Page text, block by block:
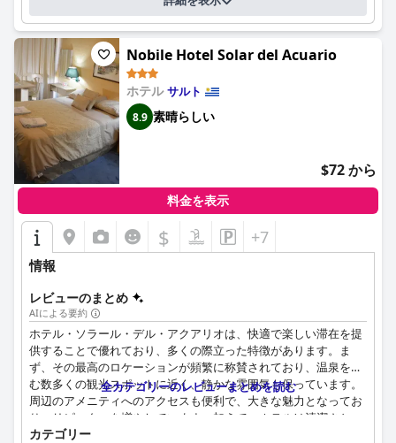
Nobile Hotel Solar del Acuario
ホテルサルト
8.9 素晴らしい
$72 から
料金を表示
$ +7
情報
レビューのまとめ
AIによる要約
ホテル・ソラール・デル・アクアリオは、快適で楽しい滞在を提
供することで優れており、多くの際立った特徴があります。ま
ず、その最高のロケーションが頻繁に称賛されており、温泉を含
む数多くの観光スポットに近く、静かな雰囲気も保っています。
周辺のアメニティへのアクセスも便利で、大きな魅力となってお
り、リピーターを増やしています。加えて、ホテルは清潔さと、
広々とした客室、プール、十分な駐車場など、手入れの行き届い
全カテゴリーのレビューまとめを読む
カテゴリー